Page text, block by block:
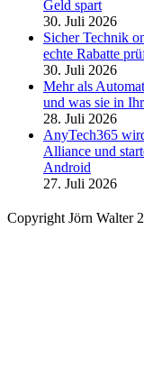
Geld spart
30. Juli 2026
Sicher Technik
echte Rabatte
30. Juli 2026
Mehr als
und was sie in
28. Juli 2026
AnyTech365
Alliance und
Android
27. Juli 2026
Copyright Jörn Walter